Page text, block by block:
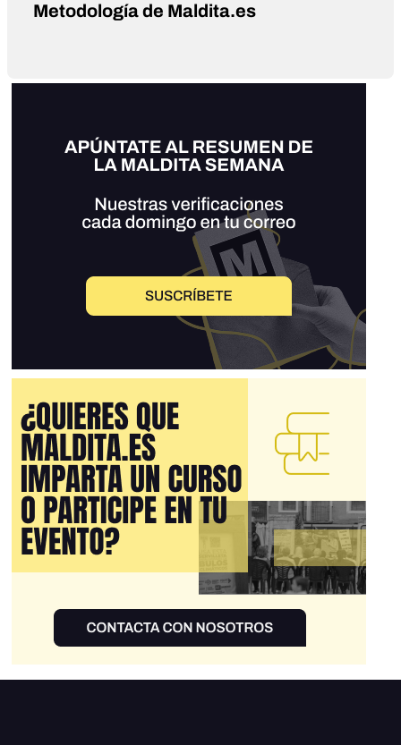
Metodología de Maldita.es